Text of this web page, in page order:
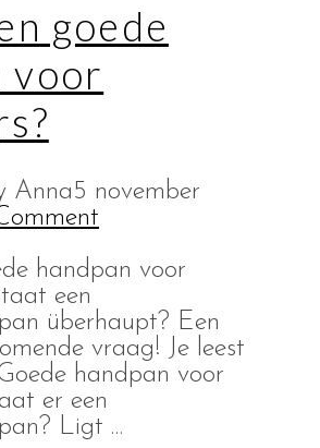
goede
voor
Anna5 november
handpan voor
een
überhaupt? Een
vraag! Je leest
handpan voor
er een
Ligt …